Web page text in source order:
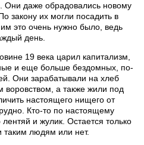
Они даже обрадовались новому
закону их могли посадить в
это очень нужно было, ведь
день.
19 века царил капитализм,
и еще больше бездомных, по-
Они зарабатывали на хлеб
а также жили под
настоящего нищего от
Кто-то по настоящему
и жулик. Остается только
таким людям или нет.